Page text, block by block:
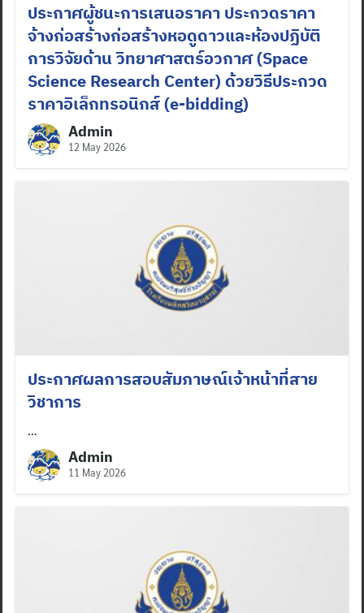
ประกาศผู้ชนะการเสนอราคา ประกวดราคา
จ้างก่อสร้างก่อสร้างหอดูดาวและห้องปฏิบัติ
การวิจัยด้าน วิทยาศาสตร์อวกาศ (Space
Science Research Center) ด้วยวิธีประกวด
ราคาอิเล็กทรอนิกส์ (e-bidding)
Admin
12 May 2026
ประกาศผลการสอบสัมภาษณ์เจ้าหน้าที่สาย
วิชาการ
…
Admin
11 May 2026